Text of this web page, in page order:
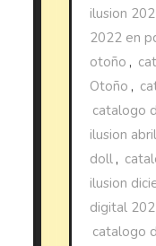
ilusion
2022 en
otoño ,
Otoño ,
catalogo
ilusion
doll ,
ilusion
digital
catalogo